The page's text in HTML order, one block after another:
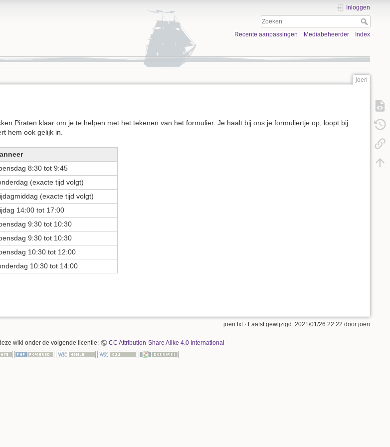
Inloggen
Recente aanpassingen Mediabeheerder Index
joeri
Piraten klaar om je te helpen met het tekenen van het formulier. Je haalt bij ons je formuliertje op, loopt bij
hem ook gelijk in.
8:30 tot 9:45
(exacte tijd volgt)
(exacte tijd volgt)
14:00 tot 17:00
9:30 tot 10:30
9:30 tot 10:30
10:30 tot 12:00
10:30 tot 14:00
joeri.txt· Laatst gewijzigd: 2021/01/26 22:22 door joeri
wiki onder de volgende licentie: CC Attribution-Share Alike 4.0 International